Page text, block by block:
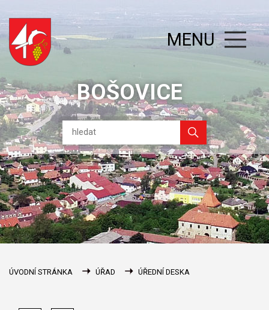
BOŠOVICE
MENU
ÚVODNÍ STRÁNKA ÚŘAD ÚŘEDNÍ DESKA